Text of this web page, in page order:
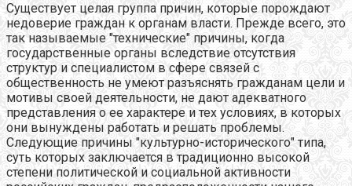
Существует целая группа причин, которые порождают
недоверие граждан к органам власти. Прежде всего, это
так называемые "технические" причины, когда
государственные органы вследствие отсутствия
структур и специалистом в сфере связей с
общественность не умеют разъяснять гражданам цели и
мотивы своей деятельности, не дают адекватного
представления о ее характере и тех условиях, в которых
они вынуждены работать и решать проблемы.
Следующие причины "культурно-исторического" типа,
суть которых заключается в традиционно высокой
степени политической и социальной активности